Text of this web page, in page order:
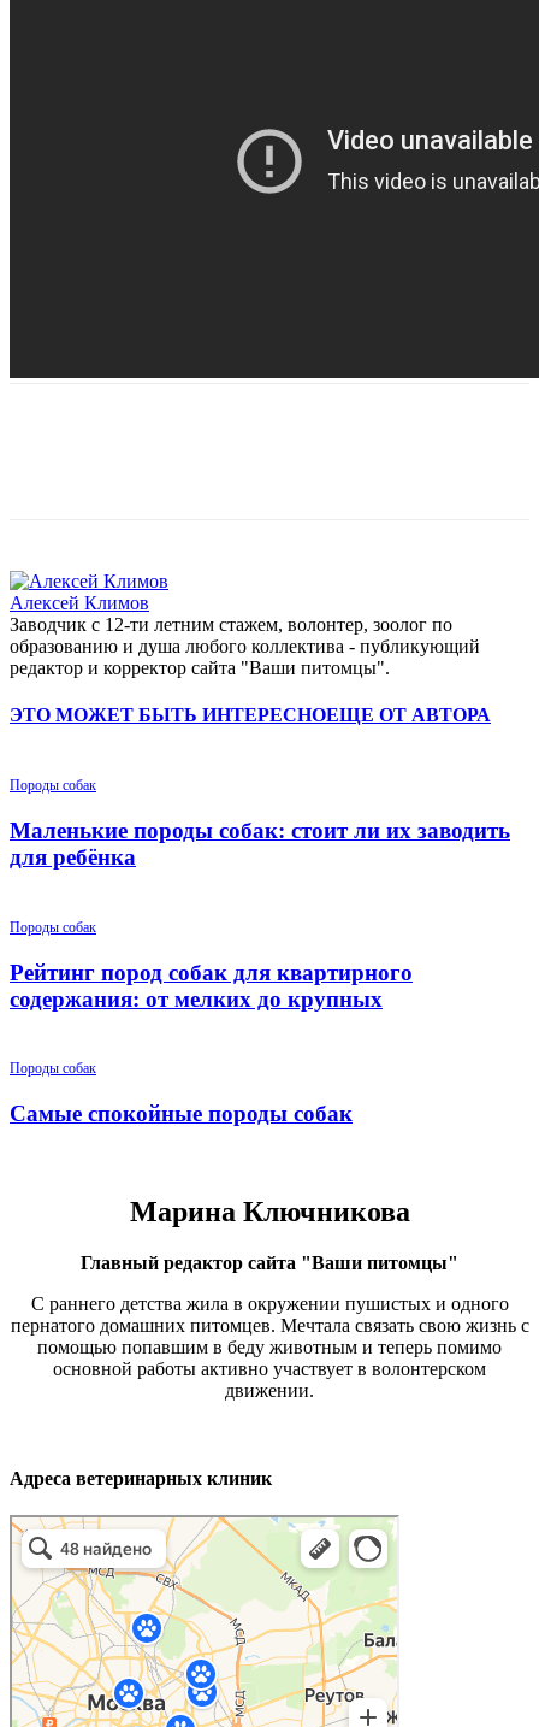
Алексей Климов
Заводчик c 12-ти летним стажем, волонтер, зоолог по
образованию и душа любого коллектива - публикующий
редактор и корректор сайта "Ваши питомцы".
ЭТО МОЖЕТ БЫТЬ ИНТЕРЕСНОЕЩЕ ОТ АВТОРА
Породы собак
Маленькие породы собак: стоит ли их заводить
для ребёнка
Породы собак
Рейтинг пород собак для квартирного
содержания: от мелких до крупных
Породы собак
Самые спокойные породы собак
Марина Ключникова
Главный редактор сайта "Ваши питомцы"
С раннего детства жила в окружении пушистых и одного
пернатого домашних питомцев. Мечтала связать свою жизнь с
помощью попавшим в беду животным и теперь помимо
основной работы активно участвует в волонтерском
движении.
Адреса ветеринарных клиник